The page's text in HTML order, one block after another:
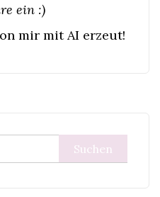
ein :)
mir mit AI erzeut!